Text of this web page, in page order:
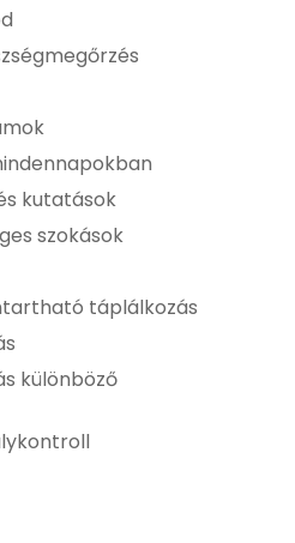
kutatások
szokások
táplálkozás
különböző